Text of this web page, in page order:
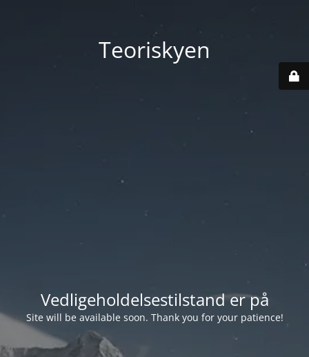
Teoriskyen
Vedligeholdelsestilstand er på
Site will be available soon. Thank you for your patience!